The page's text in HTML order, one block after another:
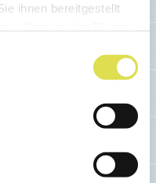
ihnen bereitgestellt